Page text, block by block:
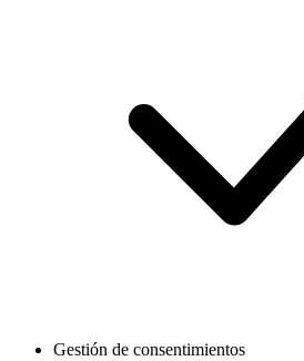
Gestión de consentimientos